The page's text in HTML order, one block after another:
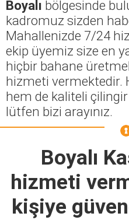
Boyalı bölgesinde
kadromuz sizden
Mahallenizde 7/24
ekip üyemiz size en
hiçbir bahane
hizmeti vermektedir.
hem de kaliteli
lütfen bizi arayınız.
Boyalı
hizmeti
kişiye